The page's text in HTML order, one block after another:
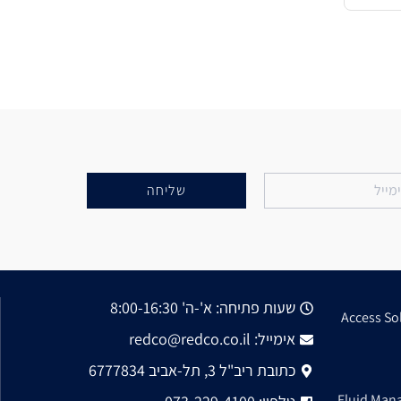
שליחה
Access
שעות פתיחה: א'-ה' 8:00-16:30
אימייל: redco@redco.co.il
כתובת ריב"ל 3, תל-אביב 6777834